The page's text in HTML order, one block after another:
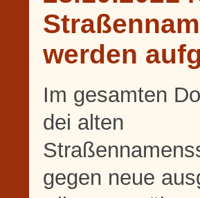
werden
Im gesamten
dei alten
gegen neue